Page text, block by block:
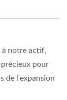
à notre actif,
pour
de l'expansion